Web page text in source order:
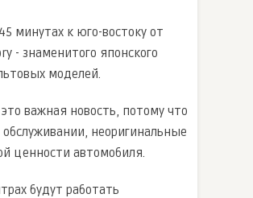
минутах к юго-востоку от
- знаменитого японского
моделей.
важная новость, потому что
неоригинальные
ценности автомобиля.
будут работать